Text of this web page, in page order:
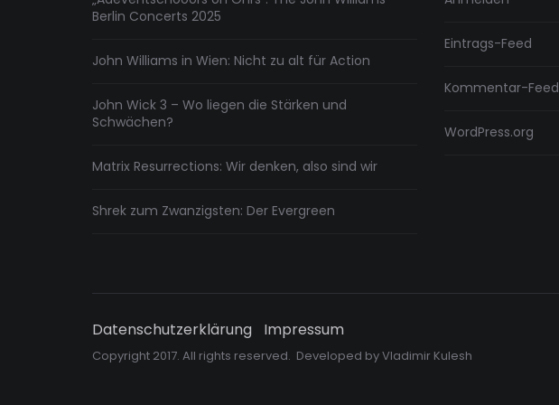
Berlin Concerts 2025
John Williams in Wien: Nicht zu alt für Action
John Wick 3 – Wo liegen die Stärken und
Schwächen?
Matrix Resurrections: Wir denken, also sind wir
Shrek zum Zwanzigsten: Der Evergreen
Eintrags-Feed
Kommentar-Feed
WordPress.org
Datenschutzerklärung Impressum
Copyright 2017. All rights reserved. Developed byVladimir Kulesh